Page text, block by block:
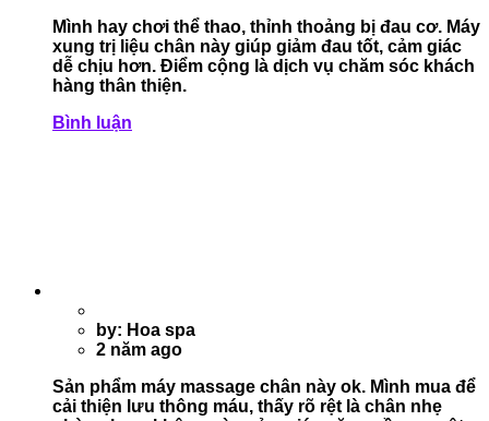
Mình hay chơi thể thao, thỉnh thoảng bị đau cơ. Máy
xung trị liệu chân này giúp giảm đau tốt, cảm giác
dễ chịu hơn. Điểm cộng là dịch vụ chăm sóc khách
hàng thân thiện.
Bình luận
by: Hoa spa
2 năm ago
Sản phẩm máy massage chân này ok. Mình mua để
cải thiện lưu thông máu, thấy rõ rệt là chân nhẹ